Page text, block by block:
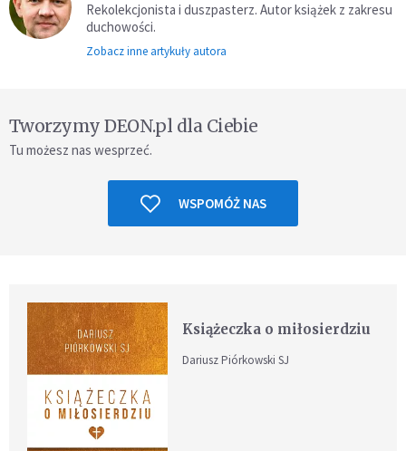
Rekolekcjonista i duszpasterz. Autor książek z zakresu
duchowości.
Zobacz inne artykuły autora
Tworzymy DEON.pl dla Ciebie
Tu możesz nas wesprzeć.
WSPOMÓŻ NAS
Książeczka o miłosierdziu
Dariusz Piórkowski SJ